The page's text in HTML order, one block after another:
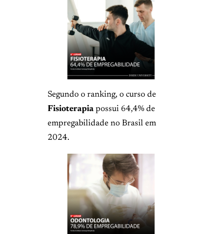
Segundo o ranking, o curso de
Fisioterapia possui 64,4% de
empregabilidade no Brasil em
2024.